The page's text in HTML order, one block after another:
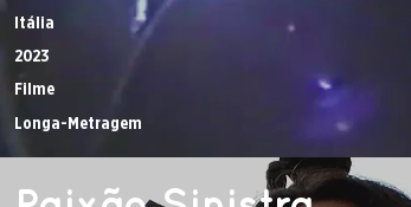
Longa-Metragem
Itália
2023
Filme